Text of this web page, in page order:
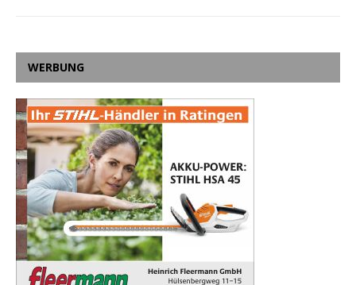
WERBUNG